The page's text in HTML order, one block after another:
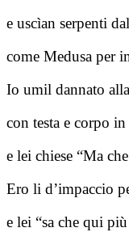
e uscìan serpenti
come Medusa per
Io umil dannato
con testa e corpo
e lei chiese “Ma
Ero li d’impaccio
e lei “sa che qui